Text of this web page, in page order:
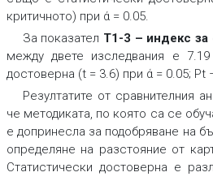
критичното) при ά = 0.05.
За показател Т1-3 – индекс за
между двете изследвания е
достоверна (t = 3.6) при ά = 0.05; Pt
Резултатите от сравнителния
че методиката, по която са се
е допринесла за подобряване на
определяне на разстояние от
Статистически достоверна е